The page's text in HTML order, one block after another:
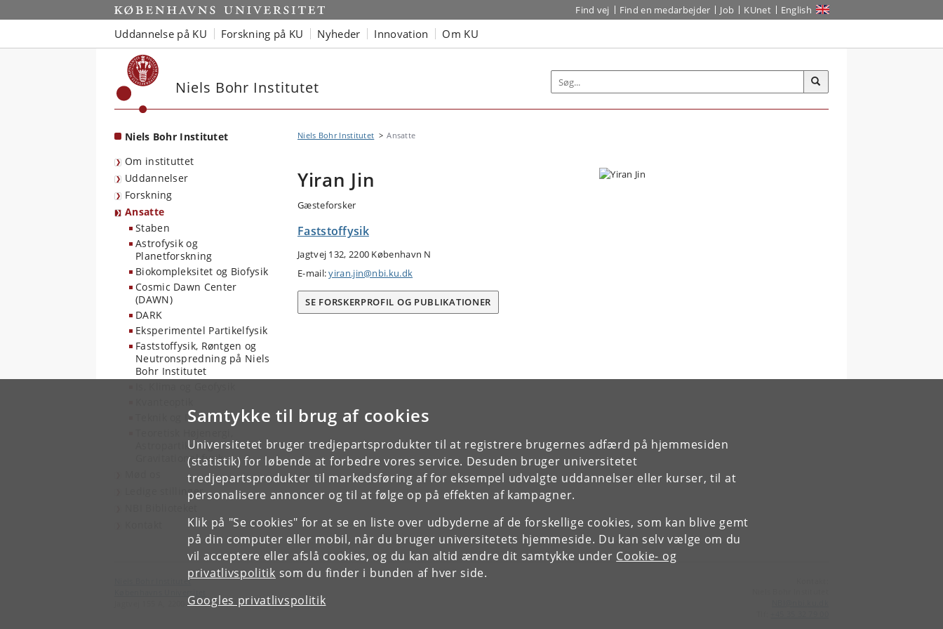
Samtykke til brug af cookies
Universitetet bruger tredjepartsprodukter til at registrere brugernes adfærd på hjemmesiden
(statistik) for løbende at forbedre vores service. Desuden bruger universitetet
tredjepartsprodukter til markedsføring af for eksempel udvalgte uddannelser eller kurser, til at
personalisere annoncer og til at følge op på effekten af kampagner.
Klik på "Se cookies" for at se en liste over udbyderne af de forskellige cookies, som kan blive gemt
på din computer eller mobil, når du bruger universitetets hjemmeside. Du kan selv vælge om du
vil acceptere eller afslå cookies, og du kan altid ændre dit samtykke under Cookie- og
privatlivspolitik som du finder i bunden af hver side.
Googles privatlivspolitik
Start Find vej Find en medarbejder Job KUnet English
Uddannelse på KU Forskning på KU Nyheder Innovation Om KU
Niels Bohr Institutet
Niels Bohr Institutet
Om instituttet
Uddannelser
Forskning
Ansatte
Staben
Astrofysik og
Planetforskning
Biokompleksitet og Biofysik
Cosmic Dawn Center
(DAWN)
DARK
Eksperimentel Partikelfysik
Faststoffysik, Røntgen og
Neutronspredning på Niels
Bohr Institutet
Teknik og IT
Astropartikel og
Gravitationel fysik
Ledige stillinger
Niels Bohr Institutet Ansatte
Yiran Jin
Gæsteforsker
Faststoffysik
Jagtvej 132, 2200 København N
E-mail:yiran.jin@nbi.ku.dk
SE FORSKERPROFIL OG PUBLIKATIONER
Niels Bohr Institutet
Jagtvej 155 A, 2200 København N.